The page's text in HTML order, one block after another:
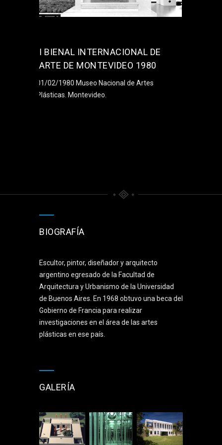
I BIENAL INTERNACIONAL DE
ARTE DE MONTEVIDEO 1980
01/02/1980 Museo Nacional de Artes
Plásticas. Montevideo.
BIOGRAFÍA
Escultor, pintor, diseñador y arquitecto
argentino egresado de la Facultad de
Arquitectura y Urbanismo de la Universidad
de Buenos Aires. En 1968 obtuvo una beca del
Gobierno de Francia para realizar
investigaciones en el área de las artes
plásticas en ese país.
GALERÍA